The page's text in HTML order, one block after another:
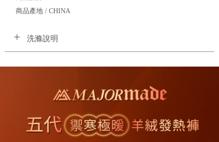
商品產地 / CHINA
洗滌說明